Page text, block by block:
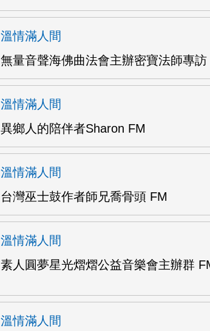
溫情滿人間
無量音聲海佛曲法會主辦密寶法師專訪
溫情滿人間
異鄉人的陪伴者Sharon FM
溫情滿人間
台灣巫士鼓作者師兄喬骨頭 FM
溫情滿人間
素人圓夢星光熠熠公益音樂會主辦群
溫情滿人間